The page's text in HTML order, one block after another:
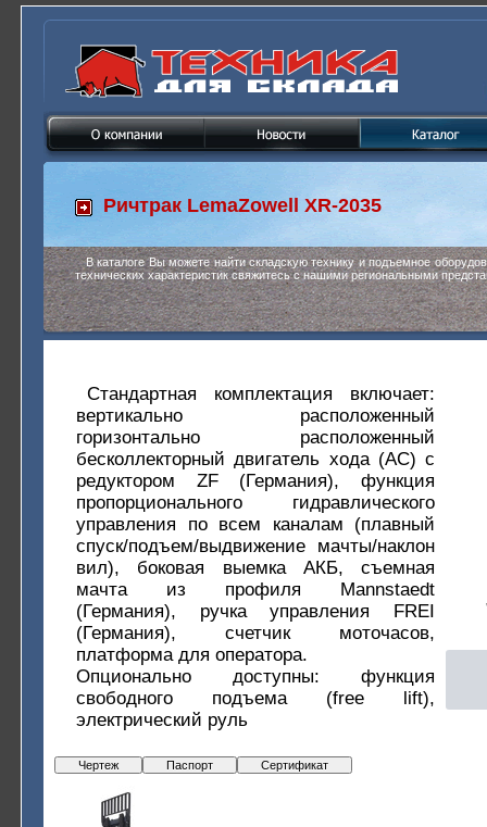
Ричтрак LemaZowell XR-2035
В каталоге Вы можете найти складскую технику и подъемное
технических характеристик свяжитесь с нашими региональными
Стандартная комплектация включает:
вертикально расположенный
горизонтально расположенный
бесколлекторный двигатель хода (АС) с
редуктором ZF (Германия), функция
пропорционального гидравлического
управления по всем каналам (плавный
спуск/подъем/выдвижение мачты/наклон
вил), боковая выемка АКБ, съемная
мачта из профиля Mannstaedt
(Германия), ручка управления FREI
(Германия), счетчик моточасов,
платформа для оператора.
Опционально доступны: функция
свободного подъема (free lift),
электрический руль
Чертеж Паспорт Сертификат